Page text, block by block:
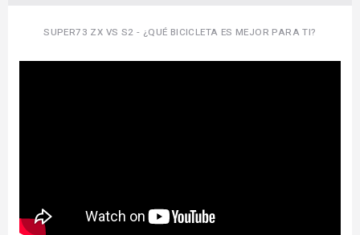
SUPER73 ZX VS S2 - ¿QUÉ BICICLETA ES MEJOR PARA TI?